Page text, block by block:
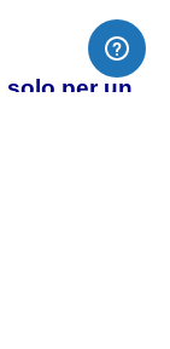
solo per un